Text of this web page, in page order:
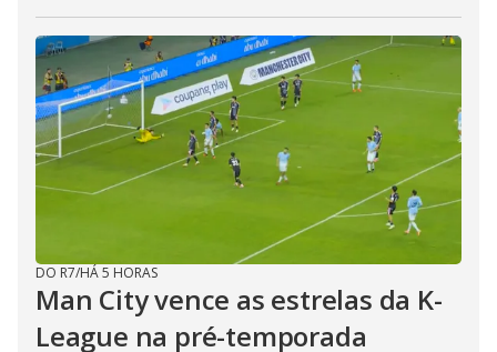
DO R7/HÁ 5 HORAS
Man City vence as estrelas da K-
League na pré-temporada